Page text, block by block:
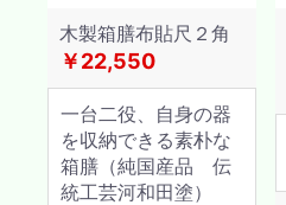
木製箱膳布貼尺２角
￥22,550
一台二役、自身の器
を収納できる素朴な
箱膳（純国産品 伝
統工芸河和田塗）